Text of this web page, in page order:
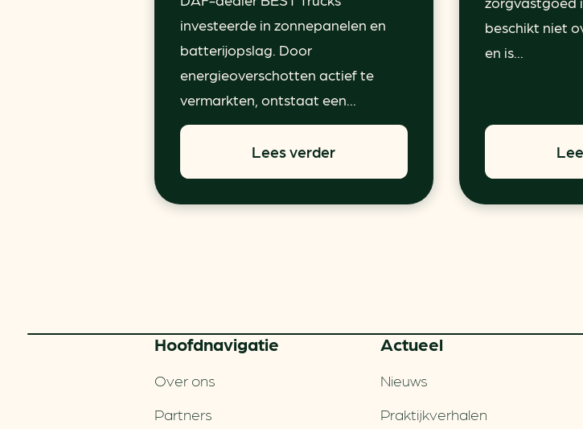
investeerde in zonnepanelen en
batterijopslag. Door
energieoverschotten actief te
vermarkten, ontstaat een...
Lees verder
beschikt niet
en is...
Hoofd­navigatie
Over ons
Partners
Actueel
Nieuws
Praktijkverhalen